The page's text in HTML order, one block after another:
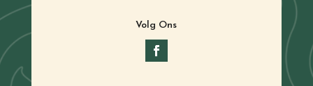
Volg Ons